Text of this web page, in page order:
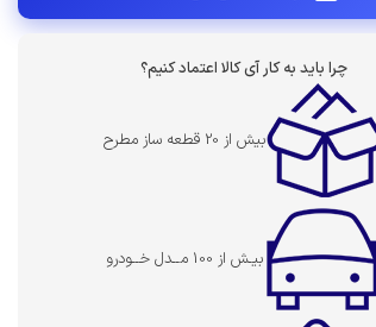
چرا باید به کار آی کالا اعتماد کنیم؟
بیش از 20 قطعه ساز مطرح
بیـش از 100 مــدل خــودرو